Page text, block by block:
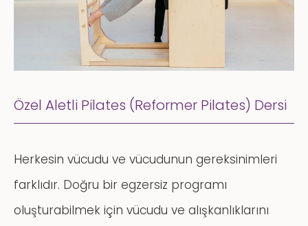
Özel Aletli Pilates (Reformer Pilates) Dersi
Herkesin vücudu ve vücudunun gereksinimleri
farklıdır. Doğru bir egzersiz programı
oluşturabilmek için vücudu ve alışkanlıklarını